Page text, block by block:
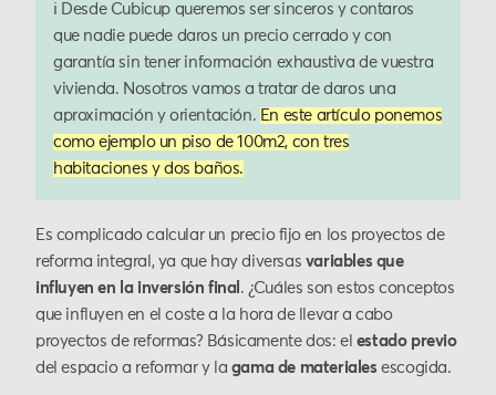
ℹ️ Desde Cubicup queremos ser sinceros y contaros
que nadie puede daros un precio cerrado y con
garantía sin tener información exhaustiva de vuestra
vivienda. Nosotros vamos a tratar de daros una
aproximación y orientación. En este artículo ponemos
como ejemplo un piso de 100m2, con tres
habitaciones y dos baños.
Es complicado calcular un precio fijo en los proyectos de
reforma integral, ya que hay diversas variables que
influyen en la inversión final . ¿Cuáles son estos conceptos
que influyen en el coste a la hora de llevar a cabo
proyectos de reformas? Básicamente dos: el estado previo
del espacio a reformar y la gama de materiales escogida.